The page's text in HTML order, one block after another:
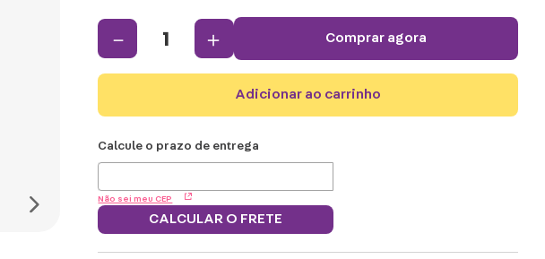
＋
－ comprar agora
adicionar ao carrinho
Não sei meu CEP
CALCULAR O FRETE